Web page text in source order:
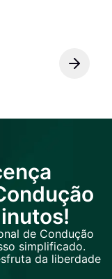
de Condução
simplificado.
da liberdade